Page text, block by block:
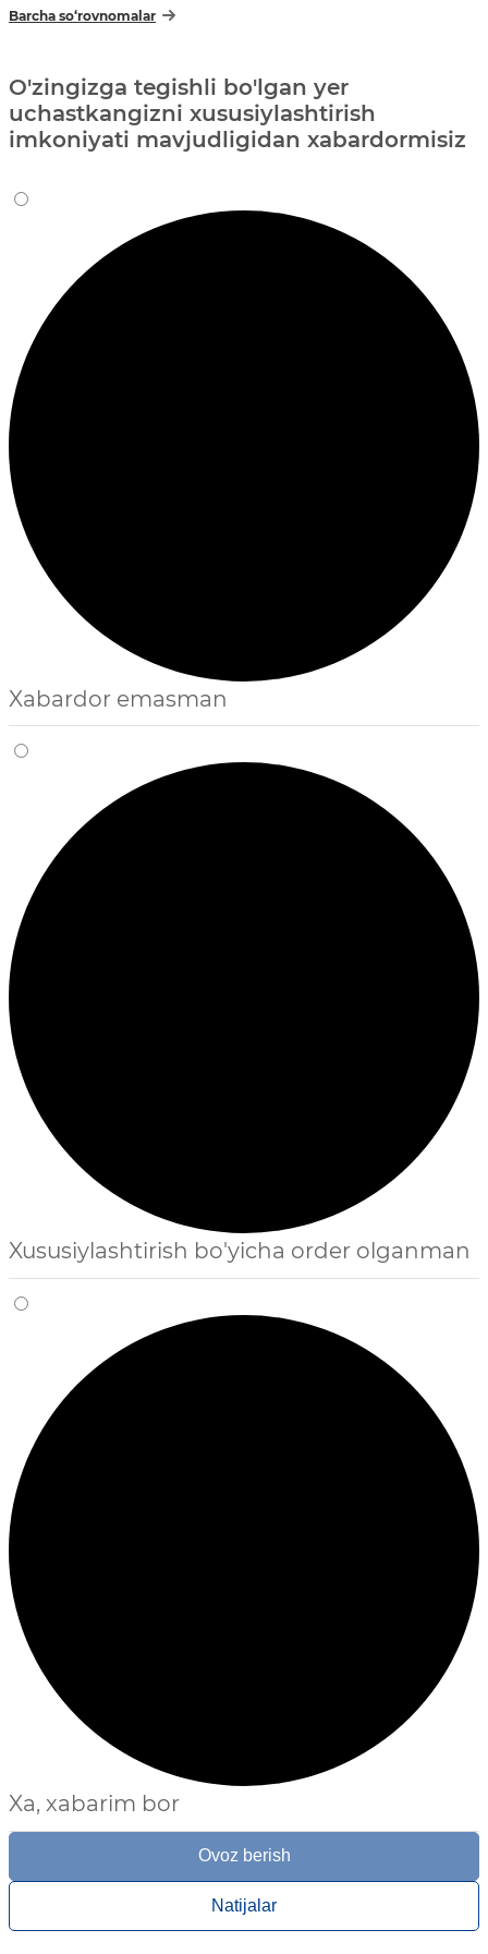
Barcha so‘rovnomalar
O'zingizga tegishli bo'lgan yer
uchastkangizni xususiylashtirish
imkoniyati mavjudligidan xabardormisiz
Xabardor emasman
Xususiylashtirish bo'yicha order olganman
Xa, xabarim bor
Ovoz berish
Natijalar